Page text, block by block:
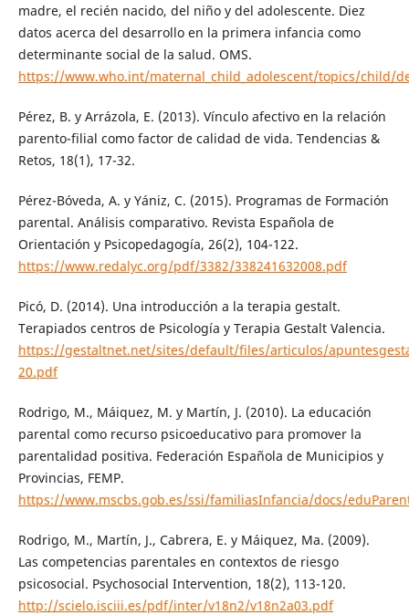
madre, el recién nacido, del niño y del adolescente. Diez
datos acerca del desarrollo en la primera infancia como
determinante social de la salud. OMS.
https://www.who.int/maternal_child_adolescent/topics/child/
Pérez, B. y Arrázola, E. (2013). Vínculo afectivo en la relación
parento-filial como factor de calidad de vida. Tendencias &
Retos, 18(1), 17-32.
Pérez-Bóveda, A. y Yániz, C. (2015). Programas de Formación
parental. Análisis comparativo. Revista Española de
Orientación y Psicopedagogía, 26(2), 104-122.
https://www.redalyc.org/pdf/3382/338241632008.pdf
Picó, D. (2014). Una introducción a la terapia gestalt.
Terapiados centros de Psicología y Terapia Gestalt Valencia.
https://gestaltnet.net/sites/default/files/articulos/
20.pdf
Rodrigo, M., Máiquez, M. y Martín, J. (2010). La educación
parental como recurso psicoeducativo para promover la
parentalidad positiva. Federación Española de Municipios y
Provincias, FEMP.
https://www.mscbs.gob.es/ssi/familiasInfancia/docs/
Rodrigo, M., Martín, J., Cabrera, E. y Máiquez, Ma. (2009).
Las competencias parentales en contextos de riesgo
psicosocial. Psychosocial Intervention, 18(2), 113-120.
http://scielo.isciii.es/pdf/inter/v18n2/v18n2a03.pdf